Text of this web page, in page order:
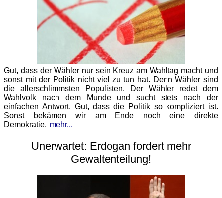
Gut, dass der Wähler nur sein Kreuz am Wahltag macht und
sonst mit der Politik nicht viel zu tun hat. Denn Wähler sind
die allerschlimmsten Populisten. Der Wähler redet dem
Wahlvolk nach dem Munde und sucht stets nach der
einfachen Antwort. Gut, dass die Politik so kompliziert ist.
Sonst bekämen wir am Ende noch eine direkte
Demokratie. mehr...
Unerwartet: Erdogan fordert mehr
Gewaltenteilung!